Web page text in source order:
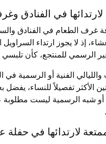
في الفنادق
غرف الطعام في الفنادق
إذ لا يجوز ارتداء
الرسمي للمنتجع، كأن تلبسي
الفنية أو الرسمية في
الأكثر تفصيلاً للنساء،
أو شبه الرسمية ليست مطلوبة
لارتدائها في حفلة